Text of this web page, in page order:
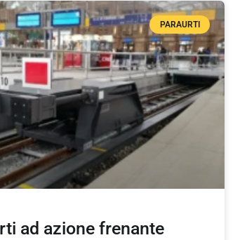
PARAURTI
ad azione frenante